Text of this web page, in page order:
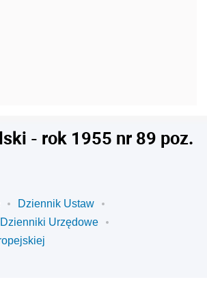
- rok 1955 nr 89 poz.
Dziennik Ustaw
Dzienniki Urzędowe